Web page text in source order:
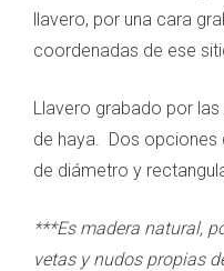
llavero, por una cara
coordenadas de ese
Llavero grabado por
de haya. Dos opciones
de diámetro y
***Es madera natural,
vetas y nudos propias